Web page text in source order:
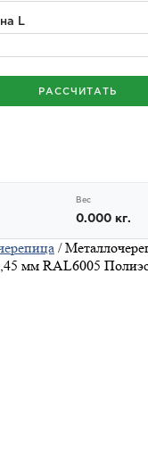
/
мм RAL6005